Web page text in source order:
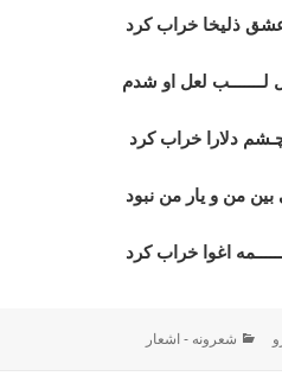
عشق ذلیخا خراب کرد
لـــــــب لعل او شدم
چـشم دلارا خراب کرد
بین من و یار من نبود
اغوا خراب کرد
دسته‌ها
شعرونه - اشعار